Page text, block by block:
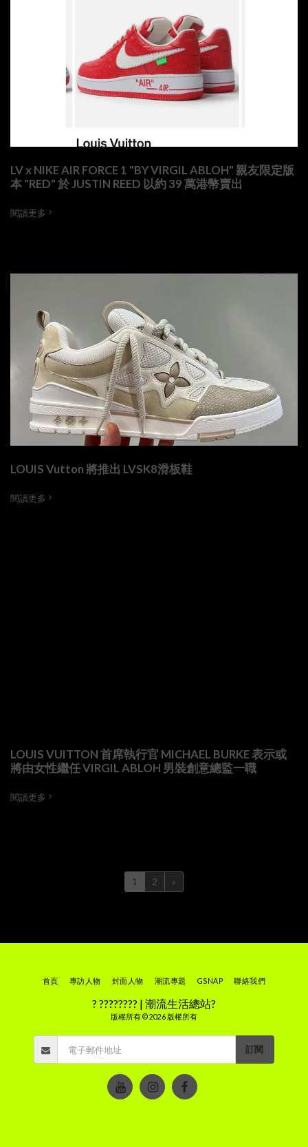
LV x NIKE AIR FORCE 1 "BY VIRGIL ABLOH" 親友限定版
本 "RED" 於 JUSTIN REED 以約 39 萬港幣賣出
閱讀更多
LOUIS Vutton 將推出 LVSK8滑板鞋
閱讀更多
LOUIS VUITTON 首席執行官 MICHAEL BURKE 表示或
將由女性繼任 VIRGIL ABLOH 男裝創意總監一職
閱讀更多
1 2 »
? ???????? | 潮流生活總站?
版權所有 © 2026 版權所有
首頁 專訪人物 封面人物 潮流專題 GSNAP 聯絡我們
訂閱